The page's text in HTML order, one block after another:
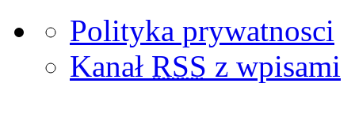
Polityka prywatnosci
Kanał RSS z wpisami